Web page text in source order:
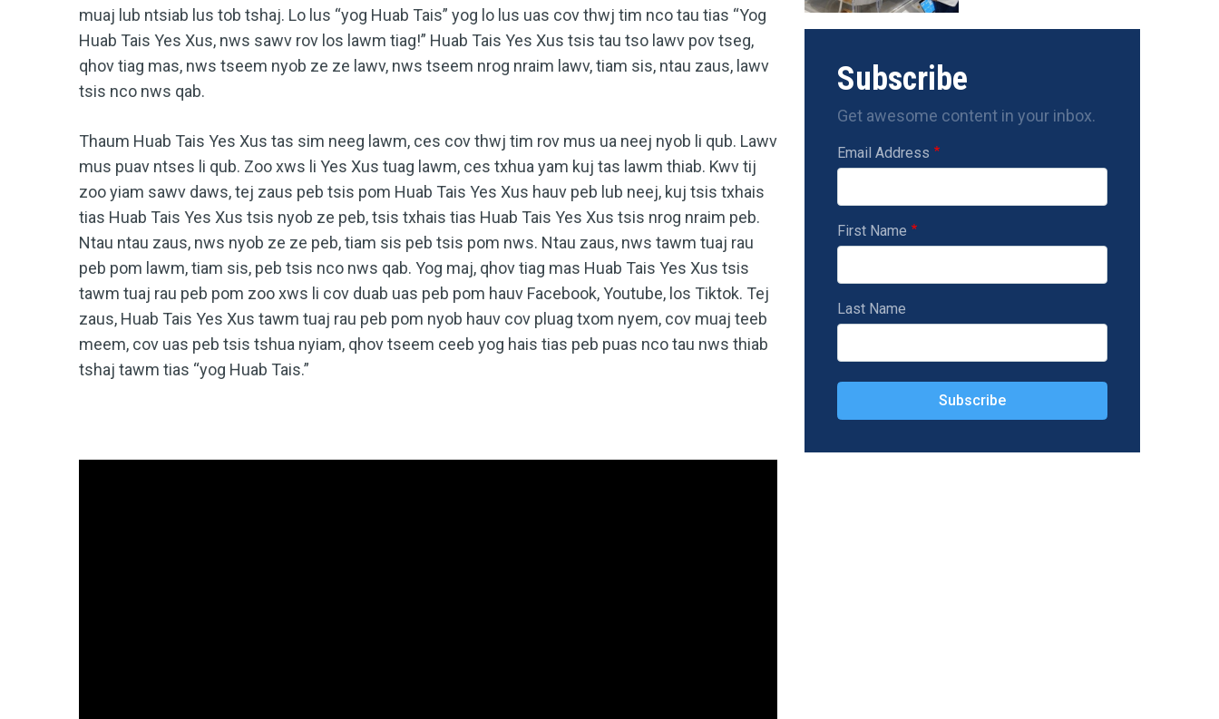
muaj lub ntsiab lus tob tshaj. Lo lus “yog Huab Tais” yog lo lus uas cov thwj tim nco tau tias “Yog
Huab Tais Yes Xus, nws sawv rov los lawm tiag!” Huab Tais Yes Xus tsis tau tso lawv pov tseg,
qhov tiag mas, nws tseem nyob ze ze lawv, nws tseem nrog nraim lawv, tiam sis, ntau zaus, lawv
tsis nco nws qab.
Thaum Huab Tais Yes Xus tas sim neeg lawm, ces cov thwj tim rov mus ua neej nyob li qub. Lawv
mus puav ntses li qub. Zoo xws li Yes Xus tuag lawm, ces txhua yam kuj tas lawm thiab. Kwv tij
zoo yiam sawv daws, tej zaus peb tsis pom Huab Tais Yes Xus hauv peb lub neej, kuj tsis txhais
tias Huab Tais Yes Xus tsis nyob ze peb, tsis txhais tias Huab Tais Yes Xus tsis nrog nraim peb.
Ntau ntau zaus, nws nyob ze ze peb, tiam sis peb tsis pom nws. Ntau zaus, nws tawm tuaj rau
peb pom lawm, tiam sis, peb tsis nco nws qab. Yog maj, qhov tiag mas Huab Tais Yes Xus tsis
tawm tuaj rau peb pom zoo xws li cov duab uas peb pom hauv Facebook, Youtube, los Tiktok. Tej
zaus, Huab Tais Yes Xus tawm tuaj rau peb pom nyob hauv cov pluag txom nyem, cov muaj teeb
meem, cov uas peb tsis tshua nyiam, qhov tseem ceeb yog hais tias peb puas nco tau nws thiab
tshaj tawm tias “yog Huab Tais.”
Subscribe
Get awesome content in your inbox.
Email Address
First Name
Last Name